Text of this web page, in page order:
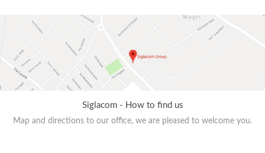
Siglacom - How to find us
Map and directions to our office, we are pleased to welcome you.